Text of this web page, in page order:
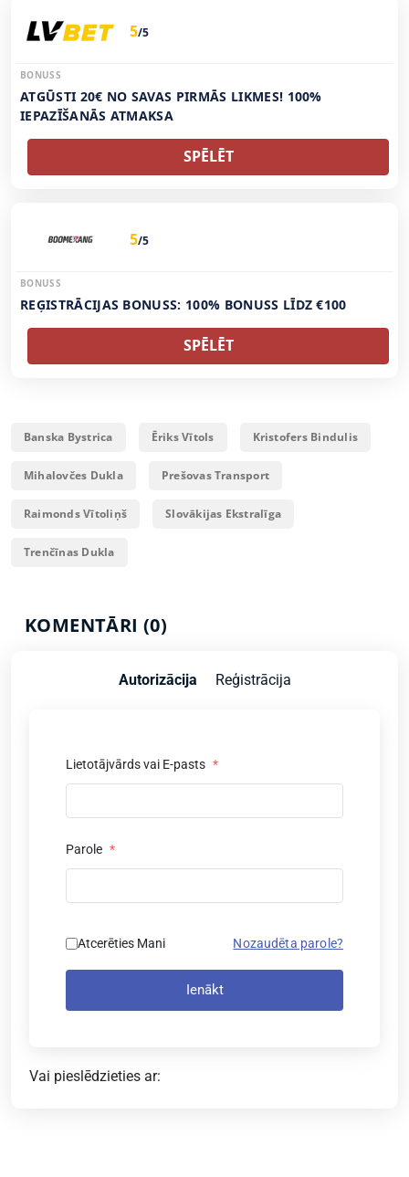
5/5
BONUSS
ATGŪSTI 20€ NO SAVAS PIRMĀS LIKMES! 100%
IEPAZĪŠANĀS ATMAKSA
SPĒLĒT
5/5
BONUSS
REĢISTRĀCIJAS BONUSS: 100% BONUSS LĪDZ €100
SPĒLĒT
Banska Bystrica Ēriks Vītols Kristofers Bindulis
Mihalovčes Dukla Prešovas Transport
Raimonds Vītoliņš Slovākijas Ekstralīga
Trenčīnas Dukla
KOMENTĀRI (0)
Autorizācija Reģistrācija
Lietotājvārds vai E-pasts *
Parole *
Atcerēties Mani Nozaudēta parole?
Ienākt
Vai pieslēdzieties ar: